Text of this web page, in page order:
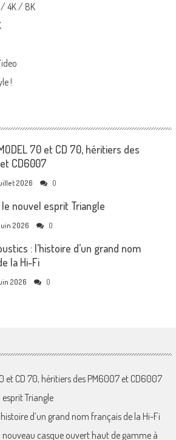
/ 4K / 8K
!
70 et CD 70, héritiers des
CD6007
2026 0
nouvel esprit Triangle
2026 0
: l’histoire d’un grand nom
la Hi-Fi
2026 0
et CD 70, héritiers des PM6007 et CD6007
Triangle
d’un grand nom français de la Hi-Fi
nouveau casque ouvert haut de gamme à